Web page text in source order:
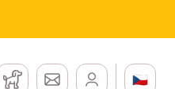
Hlídací pesZprávy 🇨🇿